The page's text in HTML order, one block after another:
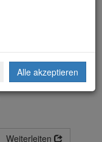
Weiterleiten
Alle akzeptieren